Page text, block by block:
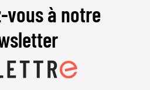
vous à notre